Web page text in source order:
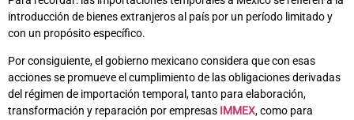
introducción de bienes extranjeros al país por un período limitado y
con un propósito específico.
Por consiguiente, el gobierno mexicano considera que con esas
acciones se promueve el cumplimiento de las obligaciones derivadas
del régimen de importación temporal, tanto para elaboración,
transformación y reparación por empresas IMMEX, como para